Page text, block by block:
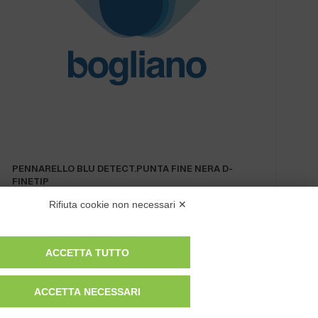
PENNARELLO BLU DETECT.PUNTA FINE NERA D-
FINETIP
Privacy Policy
Rifiuta cookie non necessari ✕
ACCETTA TUTTO
ACCETTA NECESSARI